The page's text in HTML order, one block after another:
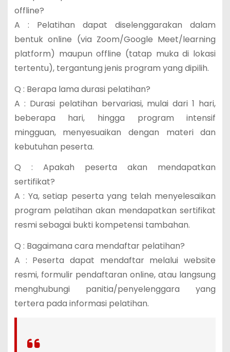
offline?
A : Pelatihan dapat diselenggarakan dalam
bentuk online (via Zoom/Google Meet/learning
platform) maupun offline (tatap muka di lokasi
tertentu), tergantung jenis program yang dipilih.
Q : Berapa lama durasi pelatihan?
A : Durasi pelatihan bervariasi, mulai dari 1 hari,
beberapa hari, hingga program intensif
mingguan, menyesuaikan dengan materi dan
kebutuhan peserta.
Q : Apakah peserta akan mendapatkan
sertifikat?
A : Ya, setiap peserta yang telah menyelesaikan
program pelatihan akan mendapatkan sertifikat
resmi sebagai bukti kompetensi tambahan.
Q : Bagaimana cara mendaftar pelatihan?
A : Peserta dapat mendaftar melalui website
resmi, formulir pendaftaran online, atau langsung
menghubungi panitia/penyelenggara yang
tertera pada informasi pelatihan.